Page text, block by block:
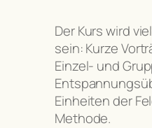
Der Kurs wird
sein: Kurze
Einzel- und
Einheiten der
Methode.